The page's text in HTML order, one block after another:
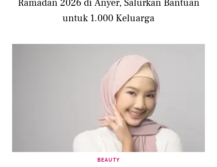
Ramadan 2026 di Anyer, Salurkan Bantuan
untuk 1.000 Keluarga
BEAUTY